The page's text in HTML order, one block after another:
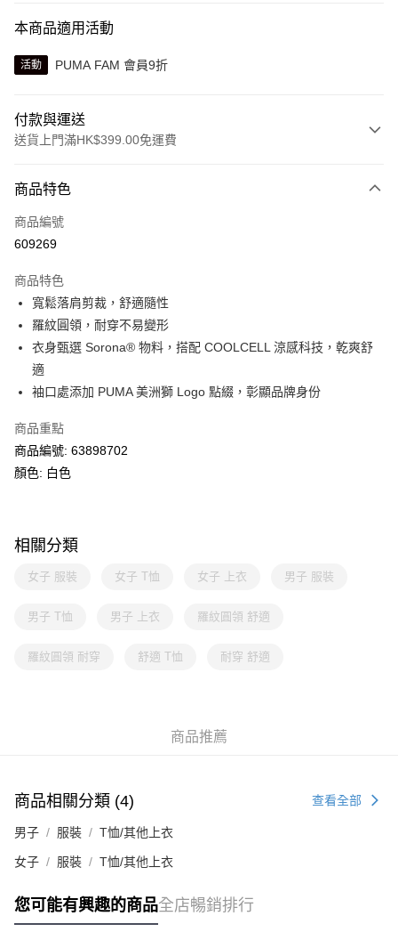
本商品適用活動
活動 PUMA FAM 會員9折
付款與運送
送貨上門滿HK$399.00免運費
信用卡
線上付款
Alipay, PayMe, WeChat Pay, UnionPay, FPS
送貨方式
單筆訂單淨值滿$399可享免運費優惠
每筆HK$30.00，滿HK$399.00或以上免運費
滿$599可享澳門免運費優惠
商品特色
商品編號
609269
商品特色
寬鬆落肩剪裁，舒適隨性
羅紋圓領，耐穿不易變形
衣身甄選 Sorona® 物料，搭配 COOLCELL 涼感科技，乾爽舒
適
袖口處添加 PUMA 美洲獅 Logo 點綴，彰顯品牌身份
商品重點
商品編號: 63898702
顏色: 白色
相關分類
女子 服裝 女子 T恤 女子 上衣 男子 服裝
男子 T恤 男子 上衣 羅紋圓領 舒適
羅紋圓領 耐穿 舒適 T恤 耐穿 舒適
商品推薦
商品相關分類 (4) 查看全部
男子 服裝 T恤/其他上衣
女子 服裝 T恤/其他上衣
您可能有興趣的商品全店暢銷排行